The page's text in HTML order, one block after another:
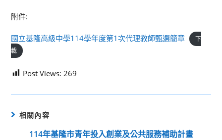
附件:
國立基隆高級中學114學年度第1次代理教師甄選簡章
下
載
Post Views: 269
相關內容
114年基隆市青年投入創業及公共服務補助計畫